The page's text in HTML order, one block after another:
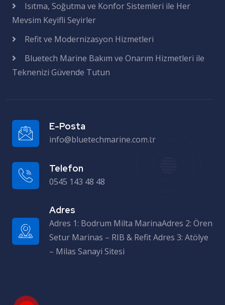
Isıtma, Soğutma ve Konfor Sistemleri ile Her
Mevsim Keyifli Seyirler
Refit ve Modernizasyon Hizmetleri
Bluetech Marine Bakım ve Onarım Hizmetleri ile
Teknenizi Güvende Tutun
E-Posta
info@bluetechmarine.com.tr
Telefon
0545 143 48 48
Adres
Adres 1: Bodrum Milta MarinaAdres 2: Ören Setur Marinas – RIB & Refit Adres 3: Atölye – Milas Sanayi Sitesi